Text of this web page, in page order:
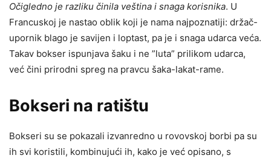
Očigledno je razliku činila veština i snaga korisnika. U
Francuskoj je nastao oblik koji je nama najpoznatiji: držač-
upornik blago je savijen i loptast, pa je i snaga udarca veća.
Takav bokser ispunjava šaku i ne ”luta” prilikom udarca,
već čini prirodni spreg na pravcu šaka-lakat-rame.
Bokseri na ratištu
Bokseri su se pokazali izvanredno u rovovskoj borbi pa su
ih svi koristili, kombinujući ih, kako je već opisano, s